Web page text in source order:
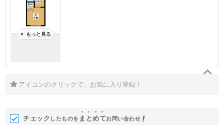
▼ もっと見る
アイコンのクリックで、お気に入り登録！
チェック したものを ま とめてお問い合わせ